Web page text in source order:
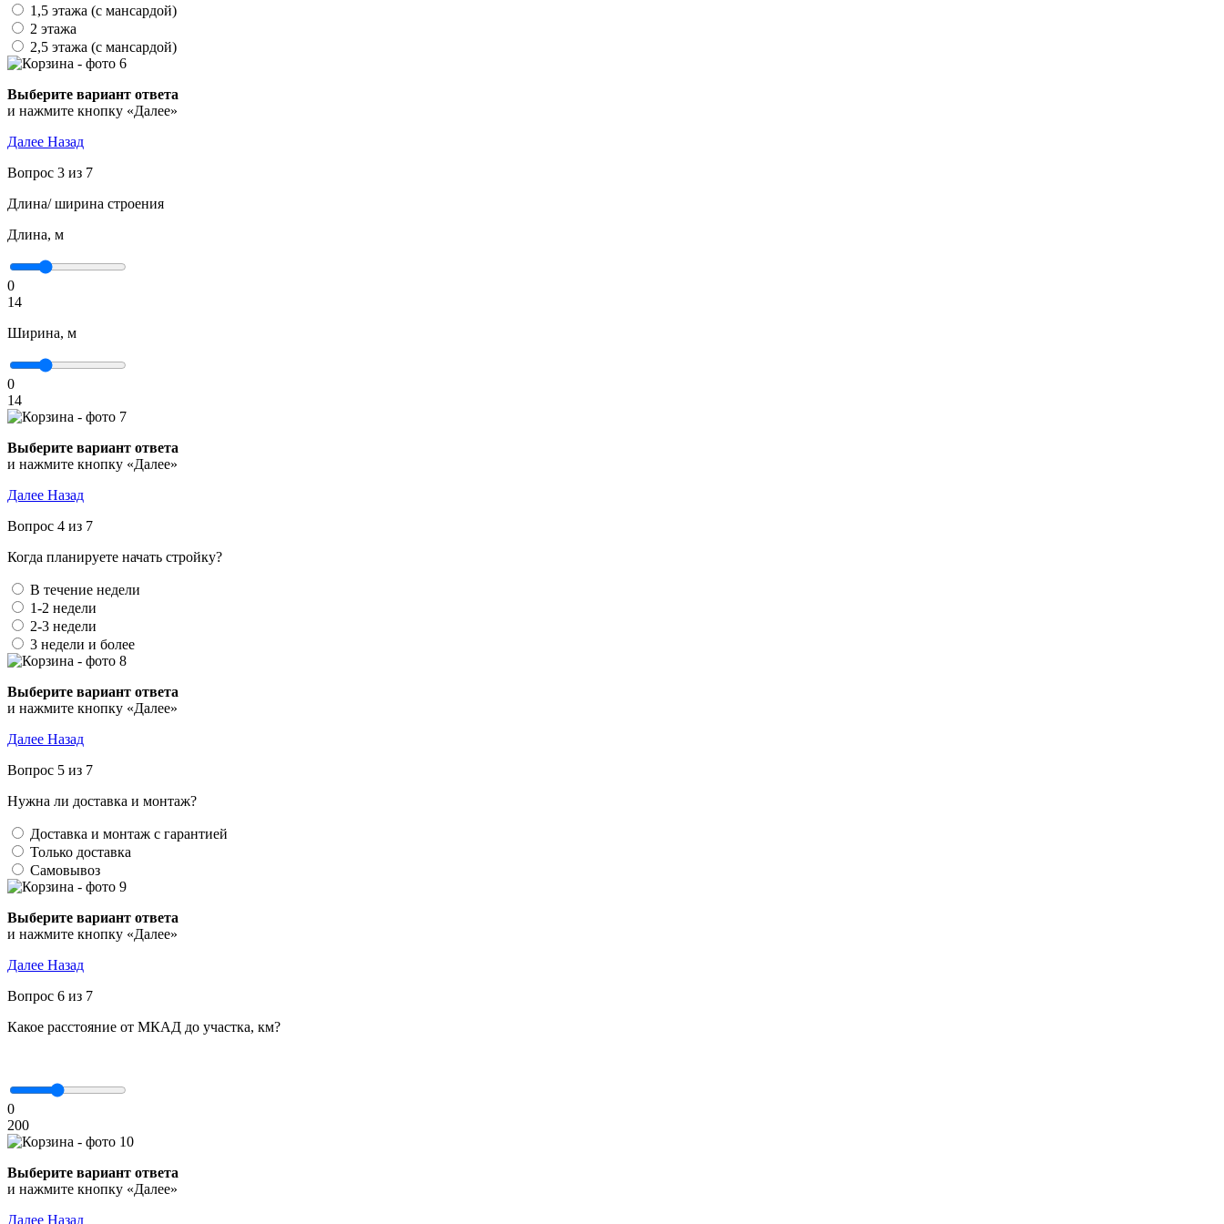
1,5 этажа (с мансардой)
2 этажа
2,5 этажа (с мансардой)
Выберите вариант ответа
и нажмите кнопку «Далее»
Далее Назад
Вопрос 3 из 7
Длина/ ширина строения
Длина, м
0
14
Ширина, м
0
14
Выберите вариант ответа
и нажмите кнопку «Далее»
Далее Назад
Вопрос 4 из 7
Когда планируете начать стройку?
В течение недели
1-2 недели
2-3 недели
3 недели и более
Выберите вариант ответа
и нажмите кнопку «Далее»
Далее Назад
Вопрос 5 из 7
Нужна ли доставка и монтаж?
Доставка и монтаж с гарантией
Только доставка
Самовывоз
Выберите вариант ответа
и нажмите кнопку «Далее»
Далее Назад
Вопрос 6 из 7
Какое расстояние от МКАД до участка, км?
0
200
Выберите вариант ответа
и нажмите кнопку «Далее»
Далее Назад